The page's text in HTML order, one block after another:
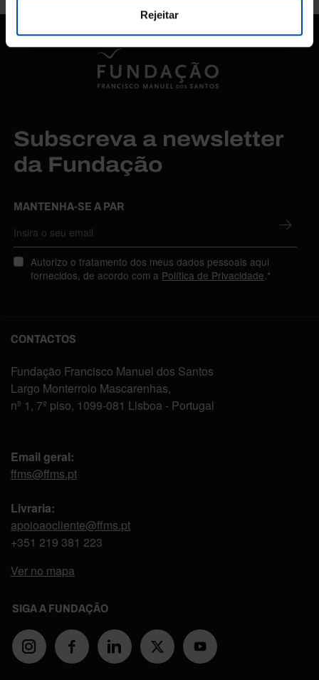
Rejeitar
Subscreva a newsletter
da Fundação
MANTENHA-SE A PAR
Autorizo o tratamento dos meus dados pessoais aqui
fornecidos, de acordo com a Política de Privacidade .*
CONTACTOS
Fundação Francisco Manuel dos Santos
Largo Monterroio Mascarenhas,
nº 1, 7º piso, 1099-081 Lisboa - Portugal
Email geral:
ffms@ffms.pt
Livraria:
apoioaocliente@ffms.pt
+351 219 381 223
Ver no mapa
SIGA A FUNDAÇÃO